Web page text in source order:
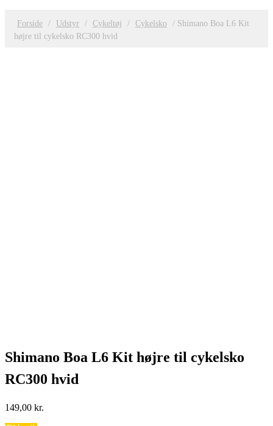
Forside / Udstyr / Cykeltøj / Cykelsko / Shimano Boa L6 Kit
højre til cykelsko RC300 hvid
Shimano Boa L6 Kit højre til cykelsko
RC300 hvid
149,00 kr.